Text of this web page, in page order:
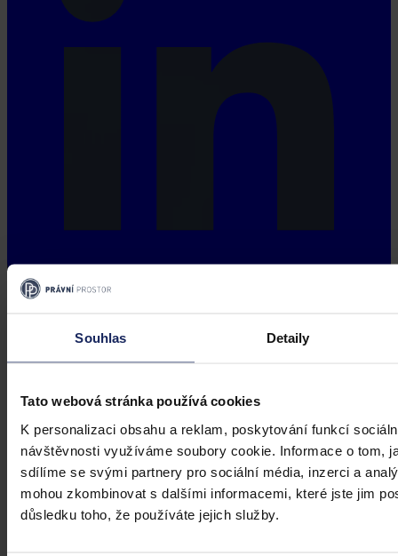
Souhlas Detaily
Tato webová stránka používá cookies
K personalizaci obsahu a reklam, poskytování funkcí
návštěvnosti využíváme soubory cookie. Informace o tom,
sdílíme se svými partnery pro sociální média, inzerci a
mohou zkombinovat s dalšími informacemi, které jste jim
důsledku toho, že používáte jejich služby.